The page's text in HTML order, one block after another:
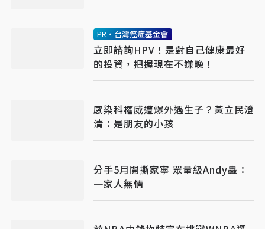
PR・台灣癌症基金會
立即諮詢HPV！是對自己健康最好
的投資，把握現在不嫌晚！
感染科權威遭爆外遇生子？黃立民澄
清：是朋友的小孩
分手5月開撕家寧 眾量級Andy轟：
一家人無情